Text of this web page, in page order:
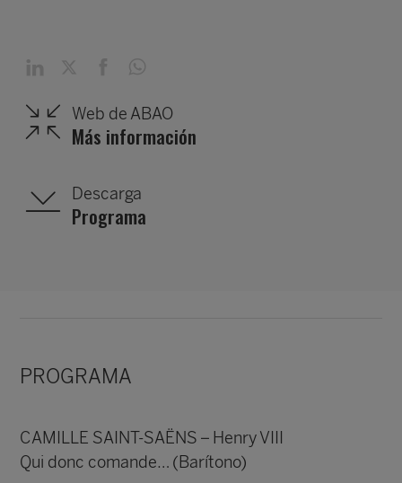
Web de ABAO
Más información
Descarga
Programa
PROGRAMA
CAMILLE SAINT-SAËNS – Henry VIII
Qui donc comande… (Barítono)